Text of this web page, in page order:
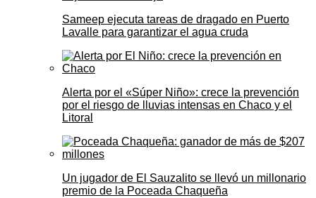
Sameep ejecuta tareas de dragado en Puerto
Lavalle para garantizar el agua cruda
Alerta por el «Súper Niño»: crece la prevención
por el riesgo de lluvias intensas en Chaco y el
Litoral
Un jugador de El Sauzalito se llevó un millonario
premio de la Poceada Chaqueña